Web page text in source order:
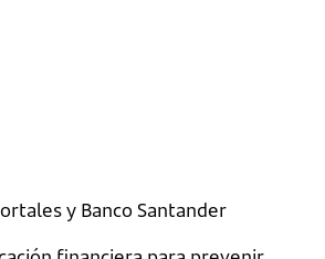
y Banco Santander